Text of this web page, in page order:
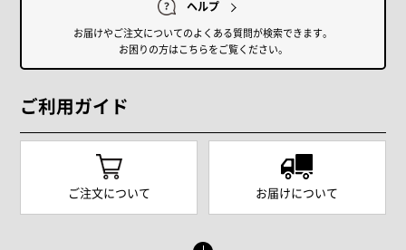
ヘルプ
お届けやご注文についてのよくある質問が検索できます。
お困りの方はこちらをご覧ください。
ご利用ガイド
ご注文について お届けについて